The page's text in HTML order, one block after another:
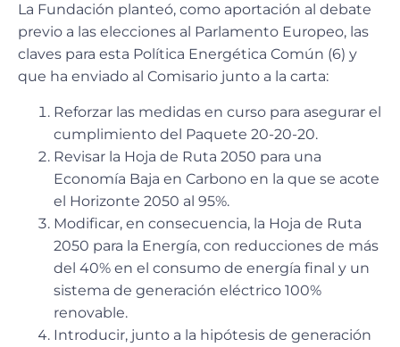
La Fundación planteó, como aportación al debate
previo a las elecciones al Parlamento Europeo, las
claves para esta Política Energética Común (6) y
que ha enviado al Comisario junto a la carta:
Reforzar las medidas en curso para asegurar el
cumplimiento del Paquete 20-20-20.
Revisar la Hoja de Ruta 2050 para una
Economía Baja en Carbono en la que se acote
el Horizonte 2050 al 95%.
Modificar, en consecuencia, la Hoja de Ruta
2050 para la Energía, con reducciones de más
del 40% en el consumo de energía final y un
sistema de generación eléctrico 100%
renovable.
Introducir, junto a la hipótesis de generación